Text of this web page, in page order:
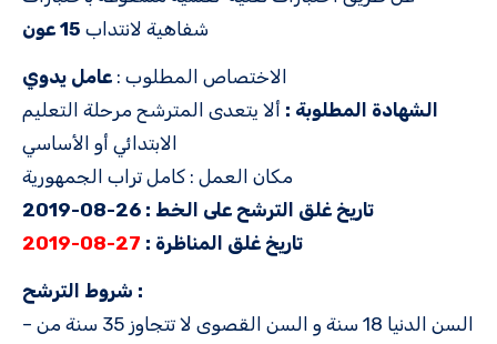
شفاهية لانتداب 15 عون
الاختصاص المطلوب : عامل يدوي
الشهادة المطلوبة : ألا يتعدى المترشح مرحلة التعليم
الابتدائي أو الأساسي
مكان العمل : كامل تراب الجمهورية
تاريخ غلق الترشح على الخط : 26-08-2019
تاريخ غلق المناظرة : 27-08-2019
شروط الترشح :
– السن الدنيا 18 سنة و السن القصوى لا تتجاوز 35 سنة من